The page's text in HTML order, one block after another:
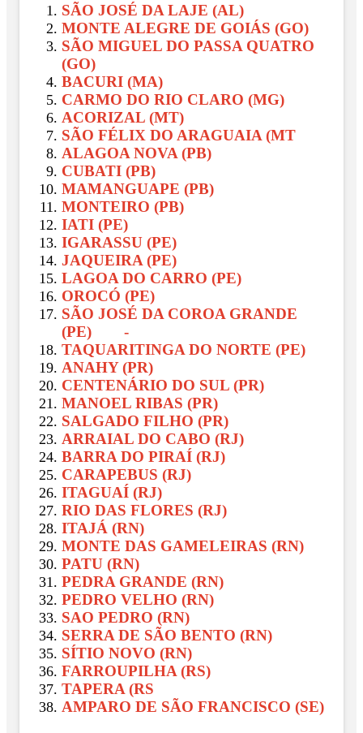
SÃO JOSÉ DA LAJE (AL)
MONTE ALEGRE DE GOIÁS (GO)
SÃO MIGUEL DO PASSA QUATRO
(GO)
BACURI (MA)
CARMO DO RIO CLARO (MG)
ACORIZAL (MT)
SÃO FÉLIX DO ARAGUAIA (MT
ALAGOA NOVA (PB)
CUBATI (PB)
MAMANGUAPE (PB)
MONTEIRO (PB)
IATI (PE)
IGARASSU (PE)
JAQUEIRA (PE)
LAGOA DO CARRO (PE)
OROCÓ (PE)
SÃO JOSÉ DA COROA GRANDE
(PE) -
TAQUARITINGA DO NORTE (PE)
ANAHY (PR)
CENTENÁRIO DO SUL (PR)
MANOEL RIBAS (PR)
SALGADO FILHO (PR)
ARRAIAL DO CABO (RJ)
BARRA DO PIRAÍ (RJ)
CARAPEBUS (RJ)
ITAGUAÍ (RJ)
RIO DAS FLORES (RJ)
ITAJÁ (RN)
MONTE DAS GAMELEIRAS (RN)
PATU (RN)
PEDRA GRANDE (RN)
PEDRO VELHO (RN)
SAO PEDRO (RN)
SERRA DE SÃO BENTO (RN)
SÍTIO NOVO (RN)
FARROUPILHA (RS)
TAPERA (RS
AMPARO DE SÃO FRANCISCO (SE)